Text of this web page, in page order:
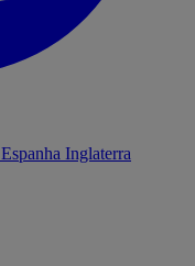
Espanha Inglaterra